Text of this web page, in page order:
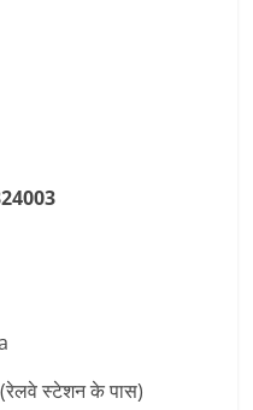
स्टेशन के पास)